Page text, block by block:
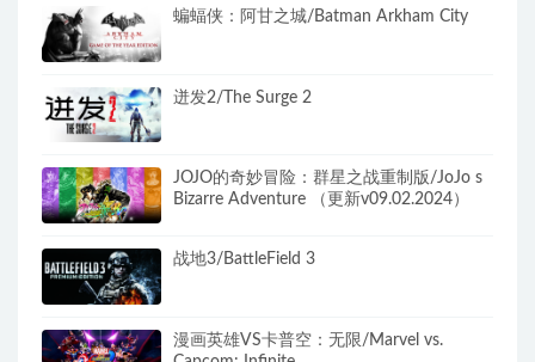
蝙蝠侠：阿甘之城/Batman Arkham City
迸发2/The Surge 2
JOJO的奇妙冒险：群星之战重制版/JoJo s
Bizarre Adventure （更新v09.02.2024）
战地3/BattleField 3
漫画英雄VS卡普空：无限/Marvel vs.